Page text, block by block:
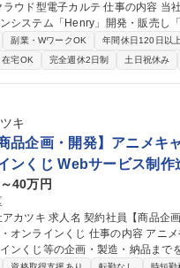
テ 仕事の内容 当社は、クラウド型電子
システム「Henry」開発・販売し
います。そんな当社にて、《ソリ
■中小病院への直販・提案活動
ルスと連携した商談 ■代理店・パー
客要望のプロダクト還元 ■導入後
【仕事の魅力】50兆円市場の医療
です。ビジネスと開発の距離が近
種 【フルリモート/ソリューション
)】クラウド型電子カルテ
副業・WワークOK 年間休日120日以上
在宅OK 完全週休2日制 土日祝休み
キ
品企画・開発】アニメキ
ンくじ Webサービス制作
40万円
品企画・開発】アニメキャ
事の内容 アニメやキャラクターのIP
ンくじ等の企画・製造・納品まで
コンセプト立案から、外部パート